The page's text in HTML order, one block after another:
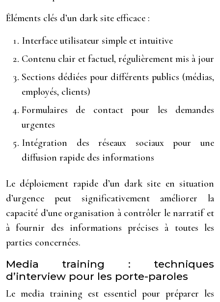
Éléments clés d’un dark site efficace :
Interface utilisateur simple et intuitive
Contenu clair et factuel, régulièrement mis à jour
Sections dédiées pour différents publics (médias,
employés, clients)
Formulaires de contact pour les demandes
urgentes
Intégration des réseaux sociaux pour une
diffusion rapide des informations
Le déploiement rapide d’un dark site en situation
d’urgence peut significativement améliorer la
capacité d’une organisation à contrôler le narratif et
à fournir des informations précises à toutes les
parties concernées.
Media training : techniques
d’interview pour les porte-paroles
Le media training est essentiel pour préparer les